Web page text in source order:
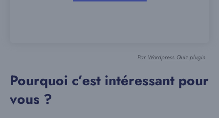
Par Wordpress Quiz plugin
Pourquoi c’est intéressant pour
vous ?